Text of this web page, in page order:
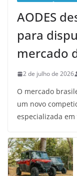
AODES
para
mercado
2 de julho de 2026
O mercado
um novo
especializada